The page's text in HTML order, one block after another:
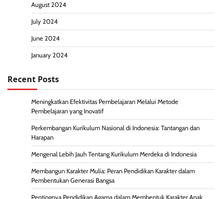
August 2024
July 2024
June 2024
January 2024
Recent Posts
Meningkatkan Efektivitas Pembelajaran Melalui Metode
Pembelajaran yang Inovatif
Perkembangan Kurikulum Nasional di Indonesia: Tantangan dan
Harapan
Mengenal Lebih Jauh Tentang Kurikulum Merdeka di Indonesia
Membangun Karakter Mulia: Peran Pendidikan Karakter dalam
Pembentukan Generasi Bangsa
Pentingnya Pendidikan Agama dalam Membentuk Karakter Anak